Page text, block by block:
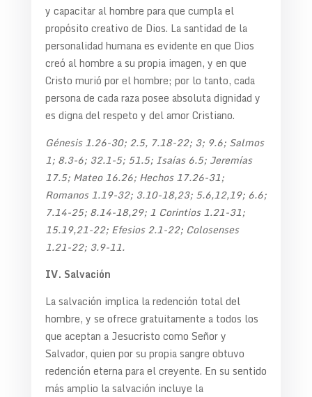
y capacitar al hombre para que cumpla el
propósito creativo de Dios. La santidad de la
personalidad humana es evidente en que Dios
creó al hombre a su propia imagen, y en que
Cristo murió por el hombre; por lo tanto, cada
persona de cada raza posee absoluta dignidad y
es digna del respeto y del amor Cristiano.
Génesis 1.26-30; 2.5, 7.18-22; 3; 9.6; Salmos
1; 8.3-6; 32.1-5; 51.5; Isaías 6.5; Jeremías
17.5; Mateo 16.26; Hechos 17.26-31;
Romanos 1.19-32; 3.10-18,23; 5.6,12,19; 6.6;
7.14-25; 8.14-18,29; 1 Corintios 1.21-31;
15.19,21-22; Efesios 2.1-22; Colosenses
1.21-22; 3.9-11.
IV. Salvación
La salvación implica la redención total del
hombre, y se ofrece gratuitamente a todos los
que aceptan a Jesucristo como Señor y
Salvador, quien por su propia sangre obtuvo
redención eterna para el creyente. En su sentido
más amplio la salvación incluye la